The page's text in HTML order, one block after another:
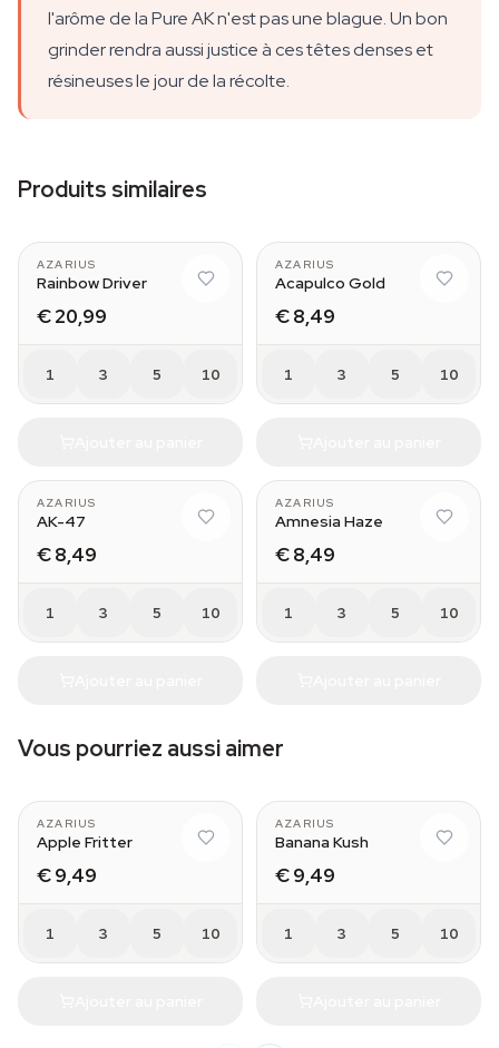
l'arôme de la Pure AK n'est pas une blague. Un bon
grinder rendra aussi justice à ces têtes denses et
résineuses le jour de la récolte.
Produits similaires
AZARIUS
Rainbow Driver
€ 20,99
1 3 5 10
AZARIUS
Acapulco Gold
€ 8,49
1 3 5 10
AZARIUS
AK-47
€ 8,49
1 3 5 10
AZARIUS
Amnesia Haze
€ 8,49
1 3 5 10
Vous pourriez aussi aimer
AZARIUS
Apple Fritter
€ 9,49
1 3 5 10
AZARIUS
Banana Kush
€ 9,49
1 3 5 10